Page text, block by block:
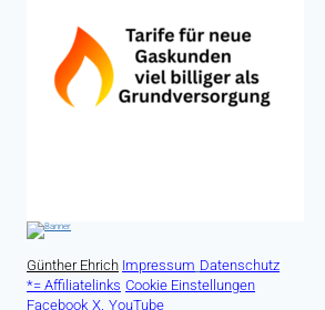
Günther Ehrich Impressum Datenschutz
*= Affiliatelinks Cookie Einstellungen
Facebook X. YouTube